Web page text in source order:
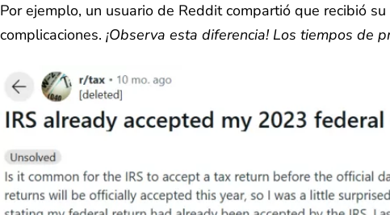
Por ejemplo, un usuario de Reddit compartió que recibió
complicaciones. ¡Observa esta diferencia! Los tiempos de